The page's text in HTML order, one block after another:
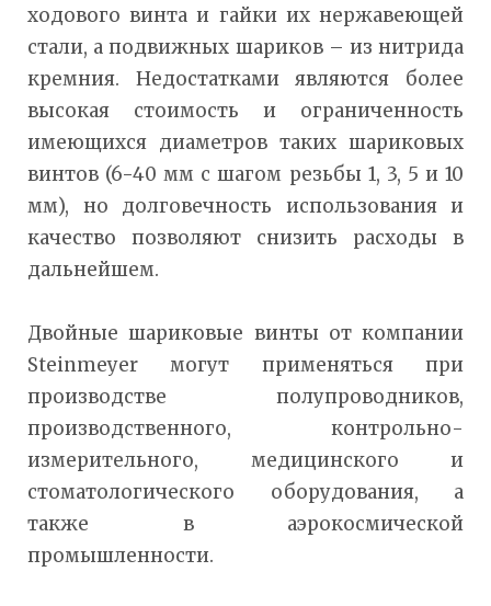
ходового винта и гайки их нержавеющей
стали, а подвижных шариков – из нитрида
кремния. Недостатками являются более
высокая стоимость и ограниченность
имеющихся диаметров таких шариковых
винтов (6-40 мм с шагом резьбы 1, 3, 5 и 10
мм), но долговечность использования и
качество позволяют снизить расходы в
дальнейшем.
Двойные шариковые винты от компании
Steinmeyer могут применяться при
производстве полупроводников,
производственного, контрольно-
измерительного, медицинского и
стоматологического оборудования, а
также в аэрокосмической
промышленности.